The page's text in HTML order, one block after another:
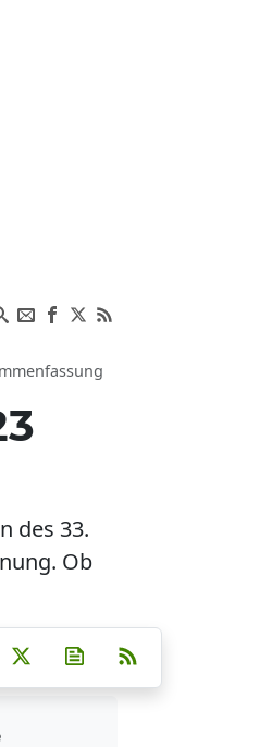
des 33.
Ob
auf Facebook
Teilen auf Whatsapp
Teilen auf Telegram
Pinterest
E-Mail teilen
Post auf XNewsletter